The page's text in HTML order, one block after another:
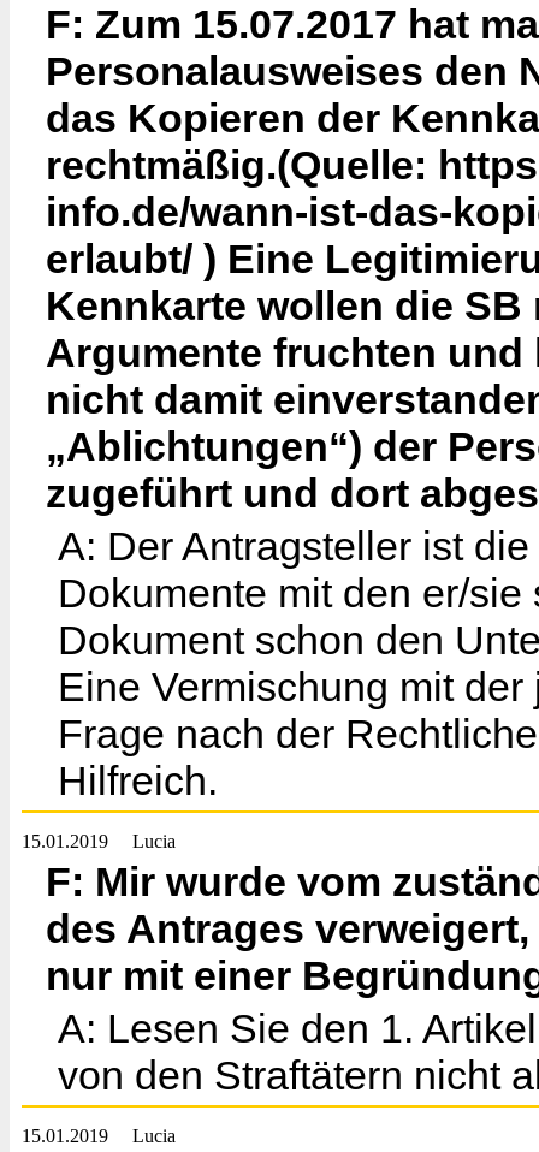
F: Zum 15.07.2017 hat
Personalausweises den
das Kopieren der
rechtmäßig.(Quelle:
info.de/wann-ist-das-
erlaubt/ ) Eine
Kennkarte wollen die
Argumente fruchten und
nicht damit
„Ablichtungen“) der
zugeführt und dort
A: Der Antragsteller ist
Dokumente mit den er/
Dokument schon den
Eine Vermischung mit
Frage nach der
Hilfreich.
15.01.2019 Lucia
F: Mir wurde vom
des Antrages
nur mit einer
A: Lesen Sie den 1.
von den Straftätern nicht
15.01.2019 Lucia